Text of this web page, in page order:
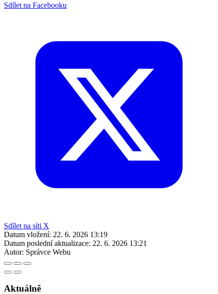
Sdílet na Facebooku
Sdílet na síti X
Datum vložení: 22. 6. 2026 13:19
Datum poslední aktualizace: 22. 6. 2026 13:21
Autor: Správce Webu
Aktuálně